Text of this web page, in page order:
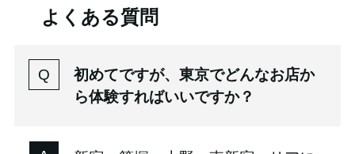
よくある質問
初めてですが、東京でどんなお店か
ら体験すればいいですか？